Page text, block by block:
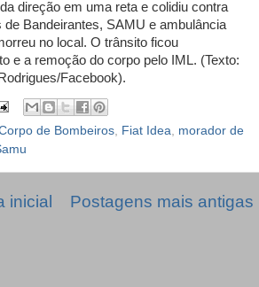
direção em uma reta e colidiu contra
Bandeirantes, SAMU e ambulância
no local. O trânsito ficou
e a remoção do corpo pelo IML. (Texto:
Facebook).
de Bombeiros, Fiat Idea, morador de
Postagens mais antigas
inicial